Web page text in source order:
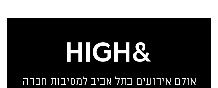
אולם אירועים בתל אביב למסיבות חברה